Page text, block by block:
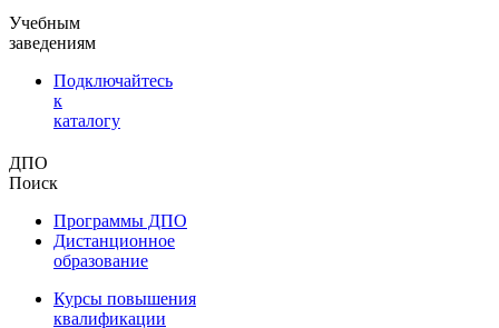
Учебным
заведениям
Подключайтесь
к
каталогу
ДПО
Поиск
Программы ДПО
Дистанционное
образование
Курсы повышения
квалификации